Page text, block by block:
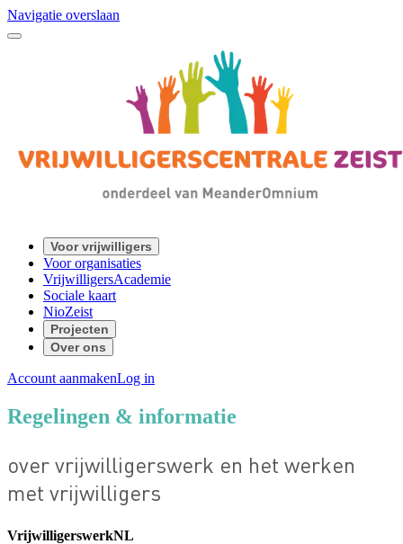
Navigatie overslaan
Voor vrijwilligers
Voor organisaties
VrijwilligersAcademie
Sociale kaart
NioZeist
Projecten
Over ons
Account aanmakenLog in
Regelingen & informatie
over vrijwilligerswerk en het werken
met vrijwilligers
VrijwilligerswerkNL